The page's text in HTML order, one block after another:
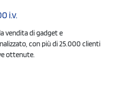
i.v.
vendita di gadget e
con più di 25.000 clienti
ottenute.